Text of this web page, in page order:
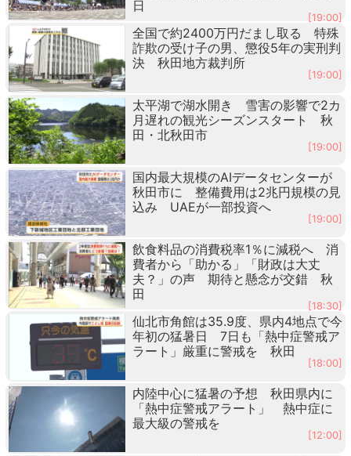
日
[19:00]
全国で約2400万円だまし取る 特殊
詐欺の受け子の男、懲役5年の実刑判
決 秋田地方裁判所
[19:00]
太平湖で湖水開き 雪害の影響で2カ
月遅れの観光シーズンスタート 秋
田・北秋田市
[19:00]
国内最大規模のAIデータセンターが
秋田市に 整備費用は2兆円規模の見
込み UAEが一部投資へ
[19:00]
飲食料品の消費税率1％に減税へ 消
費者から「助かる」「財政は大丈
夫？」の声 期待と懸念が交錯 秋
田
[18:30]
仙北市角館は35.9度、県内4地点で今
年初の猛暑日 7日も「熱中症警戒ア
ラート」厳重に警戒を 秋田
[18:00]
内陸中心に猛暑の予想 秋田県内に
「熱中症警戒アラート」 熱中症に
最大級の警戒を
[12:00]